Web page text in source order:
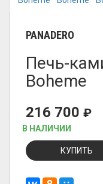
PANADERO
Печь-
Boheme
216 700 ₽
В НАЛИЧИИ
КУПИТЬ